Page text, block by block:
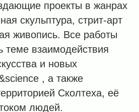
проекты в жанрах
скульптура, стрит-арт
живопись. Все работы
теме взаимодействия
и новых
, а также
Сколтеха, её
людей.